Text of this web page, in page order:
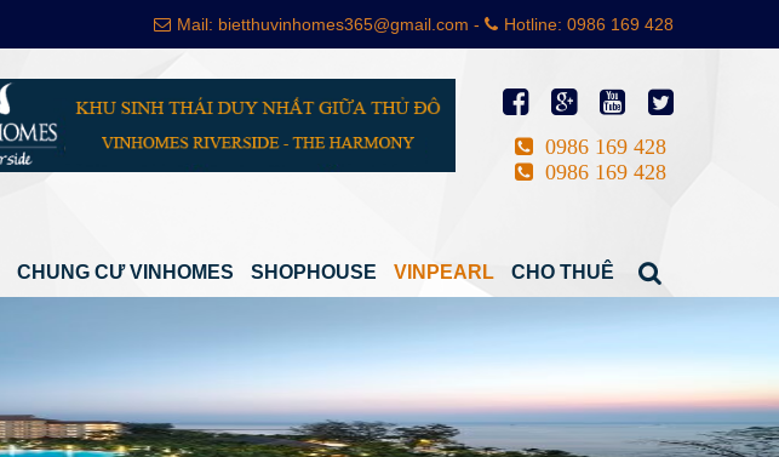
Mail: bietthuvinhomes365@gmail.com - Hotline: 0986 169 428
0986 169 428
0986 169 428
CHUNG CƯ VINHOMES SHOPHOUSE VINPEARL CHO THUÊ